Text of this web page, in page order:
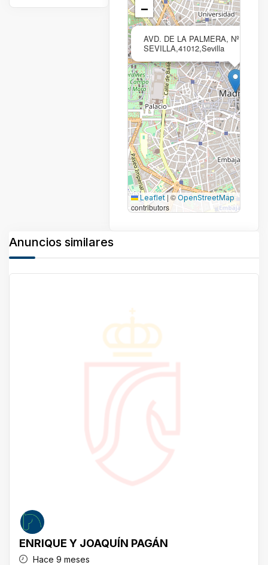
AVD. DE LA PALMERA, Nº 44,
SEVILLA,41012,Sevilla
−
Leaflet |©OpenStreetMap
contributors
Anuncios similares
ENRIQUE Y JOAQUÍN PAGÁN
Hace 9 meses